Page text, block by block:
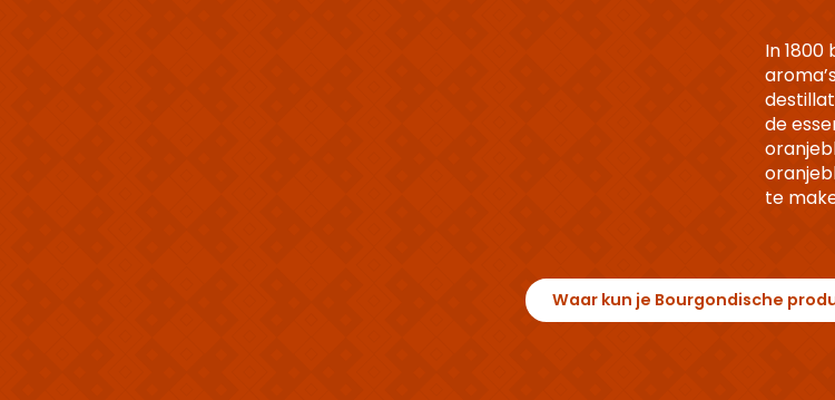
In 1800
de
te
Waar kun je Bourgondische